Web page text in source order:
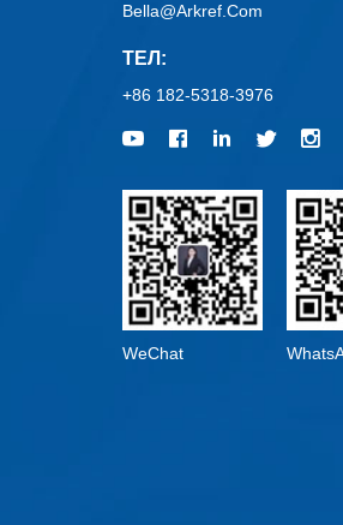
Bella@arkref.com
ТЕЛ:
+86 182-5318-3976
WeChat